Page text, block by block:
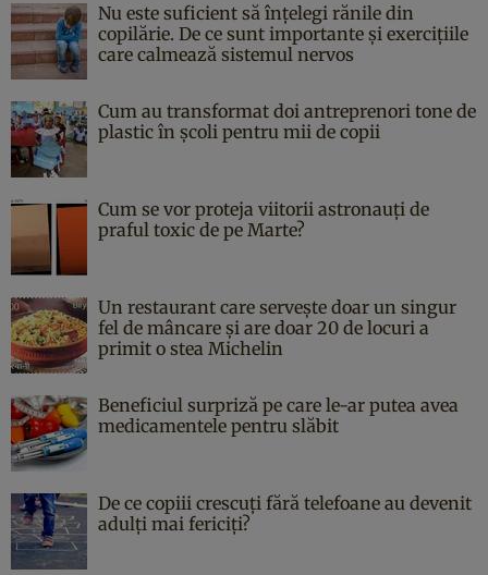
Nu este suficient să înțelegi rănile din
copilărie. De ce sunt importante și exercițiile
care calmează sistemul nervos
Cum au transformat doi antreprenori tone de
plastic în școli pentru mii de copii
Cum se vor proteja viitorii astronauți de
praful toxic de pe Marte?
Un restaurant care servește doar un singur
fel de mâncare și are doar 20 de locuri a
primit o stea Michelin
Beneficiul surpriză pe care le-ar putea avea
medicamentele pentru slăbit
De ce copiii crescuți fără telefoane au devenit
adulți mai fericiți?